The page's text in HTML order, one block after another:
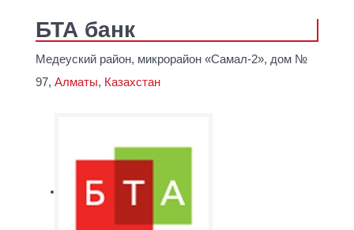
БТА банк
Медеуский район, микрорайон «Самал-2», дом №
97, Алматы, Казахстан